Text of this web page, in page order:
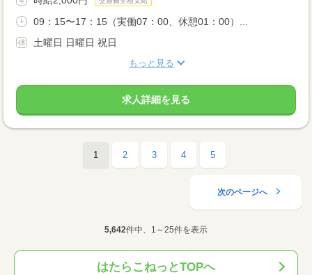
09：15〜17：15（実働07：00、休憩01：00）...
土曜日 日曜日 祝日
もっと見る
求人詳細を見る
1 2 3 4 5
次のページへ
5,642件中、1～25件を表示
はたらこねっとTOPへ